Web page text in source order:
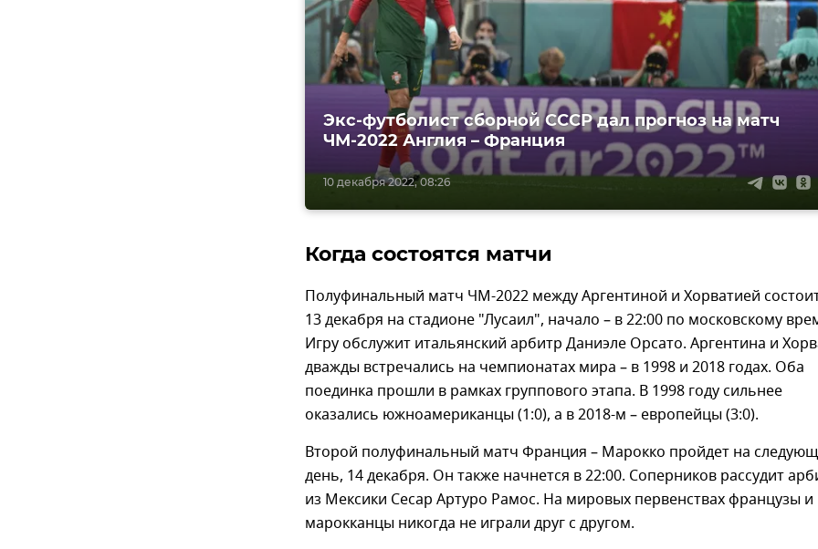
10 декабря 2022, 08:26
Экс-футболист сборной СССР дал прогноз на матч
ЧМ-2022 Англия – Франция
Когда состоятся матчи
Полуфинальный матч ЧМ-2022 между Аргентиной и Хорватией
13 декабря на стадионе "Лусаил", начало – в 22:00 по московскому
Игру обслужит итальянский арбитр Даниэле Орсато. Аргентина и
дважды встречались на чемпионатах мира – в 1998 и 2018 годах. Оба
поединка прошли в рамках группового этапа. В 1998 году сильнее
оказались южноамериканцы (1:0), а в 2018-м – европейцы (3:0).
Второй полуфинальный матч Франция – Марокко пройдет на
день, 14 декабря. Он также начнется в 22:00. Соперников рассудит
из Мексики Сесар Артуро Рамос. На мировых первенствах французы и
марокканцы никогда не играли друг с другом.